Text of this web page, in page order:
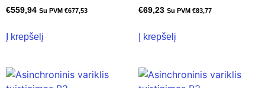
€559,94 Su PVM €677,53
Į krepšelį
€69,23 Su PVM €83,77
Į krepšelį